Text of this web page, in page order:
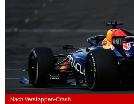
Nach Verstappen-Crash